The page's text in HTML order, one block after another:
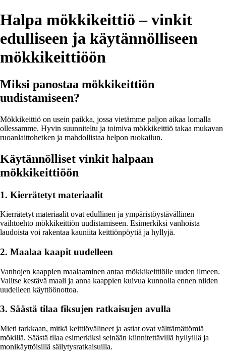
Halpa mökkikeittiö – vinkit
edulliseen ja käytännölliseen
mökkikeittiöön
Miksi panostaa mökkikeittiön
uudistamiseen?
Mökkikeittiö on usein paikka, jossa vietämme paljon aikaa lomalla
ollessamme. Hyvin suunniteltu ja toimiva mökkikeittiö takaa mukavan
ruoanlaittohetken ja mahdollistaa helpon ruokailun.
Käytännölliset vinkit halpaan
mökkikeittiöön
1. Kierrätetyt materiaalit
Kierrätetyt materiaalit ovat edullinen ja ympäristöystävällinen
vaihtoehto mökkikeittiön uudistamiseen. Esimerkiksi vanhoista
laudoista voi rakentaa kauniita keittiönpöytiä ja hyllyjä.
2. Maalaa kaapit uudelleen
Vanhojen kaappien maalaaminen antaa mökkikeittiölle uuden ilmeen.
Valitse kestävä maali ja anna kaappien kuivua kunnolla ennen niiden
uudelleen käyttöönottoa.
3. Säästä tilaa fiksujen ratkaisujen avulla
Mieti tarkkaan, mitkä keittiövälineet ja astiat ovat välttämättömiä
mökillä. Säästä tilaa esimerkiksi seinään kiinnitettävillä hyllyillä ja
monikäyttöisillä säilytysratkaisuilla.